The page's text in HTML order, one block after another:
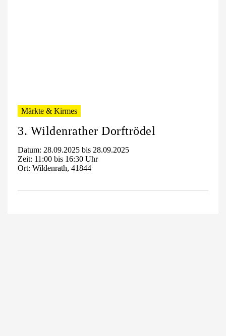
Märkte & Kirmes
3. Wildenrather Dorftrödel
Datum: 28.09.2025 bis 28.09.2025
Zeit: 11:00 bis 16:30 Uhr
Ort: Wildenrath, 41844